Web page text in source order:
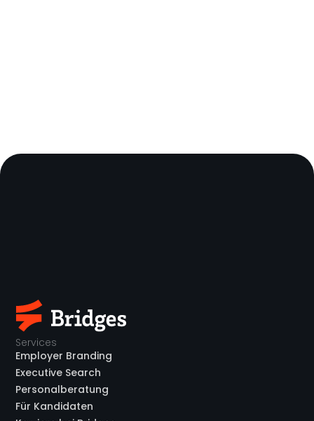
p
o
Services
Employer Branding
Executive Search
Personalberatung
Für Kandidaten